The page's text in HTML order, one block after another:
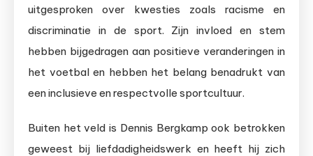
uitgesproken over kwesties zoals racisme en
discriminatie in de sport. Zijn invloed en stem
hebben bijgedragen aan positieve veranderingen in
het voetbal en hebben het belang benadrukt van
een inclusieve en respectvolle sportcultuur.
Buiten het veld is Dennis Bergkamp ook betrokken
geweest bij liefdadigheidswerk en heeft hij zich